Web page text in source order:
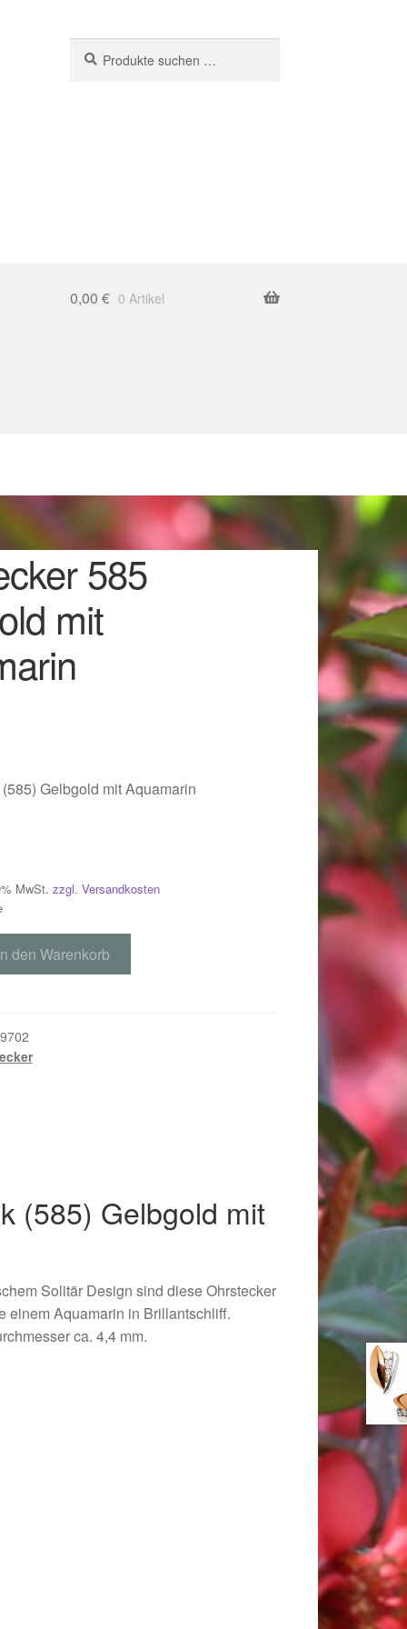
nach:
0,00 € 0 Artikel
585
mit
Gelbgold mit Aquamarin
MwSt. zzgl. Versandkosten
den Warenkorb
(585) Gelbgold mit
Solitär Design sind diese Ohrstecker
einem Aquamarin in Brillantschliff.
ca. 4,4 mm.